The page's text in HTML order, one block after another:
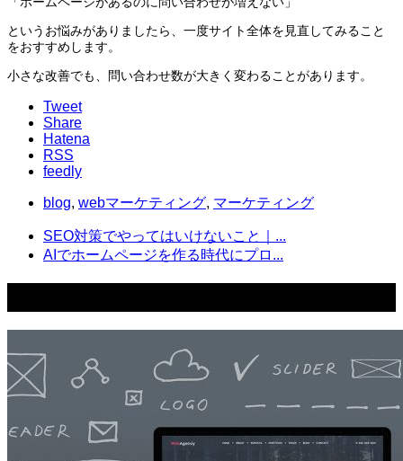
というお悩みがありましたら、一度サイト全体を見直してみること
をおすすめします。
小さな改善でも、問い合わせ数が大きく変わることがあります。
Tweet
Share
Hatena
RSS
feedly
blog, webマーケティング, マーケティング
SEO対策でやってはいけないこと｜...
AIでホームページを作る時代にプロ...